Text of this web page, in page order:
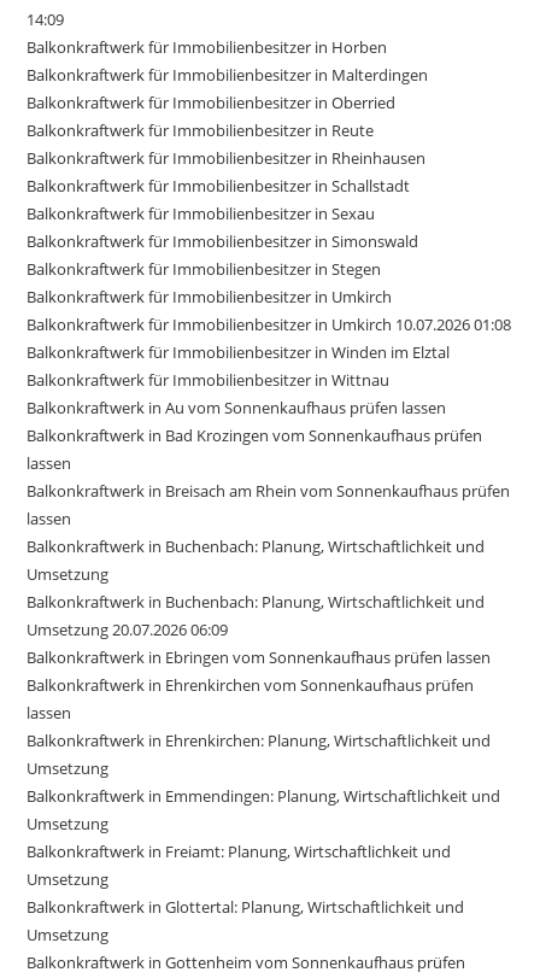
14:09
Balkonkraftwerk für Immobilienbesitzer in Horben
Balkonkraftwerk für Immobilienbesitzer in Malterdingen
Balkonkraftwerk für Immobilienbesitzer in Oberried
Balkonkraftwerk für Immobilienbesitzer in Reute
Balkonkraftwerk für Immobilienbesitzer in Rheinhausen
Balkonkraftwerk für Immobilienbesitzer in Schallstadt
Balkonkraftwerk für Immobilienbesitzer in Sexau
Balkonkraftwerk für Immobilienbesitzer in Simonswald
Balkonkraftwerk für Immobilienbesitzer in Stegen
Balkonkraftwerk für Immobilienbesitzer in Umkirch
Balkonkraftwerk für Immobilienbesitzer in Umkirch 10.07.2026 01:08
Balkonkraftwerk für Immobilienbesitzer in Winden im Elztal
Balkonkraftwerk für Immobilienbesitzer in Wittnau
Balkonkraftwerk in Au vom Sonnenkaufhaus prüfen lassen
Balkonkraftwerk in Bad Krozingen vom Sonnenkaufhaus prüfen
lassen
Balkonkraftwerk in Breisach am Rhein vom Sonnenkaufhaus prüfen
lassen
Balkonkraftwerk in Buchenbach: Planung, Wirtschaftlichkeit und
Umsetzung
Balkonkraftwerk in Buchenbach: Planung, Wirtschaftlichkeit und
Umsetzung 20.07.2026 06:09
Balkonkraftwerk in Ebringen vom Sonnenkaufhaus prüfen lassen
Balkonkraftwerk in Ehrenkirchen vom Sonnenkaufhaus prüfen
lassen
Balkonkraftwerk in Ehrenkirchen: Planung, Wirtschaftlichkeit und
Umsetzung
Balkonkraftwerk in Emmendingen: Planung, Wirtschaftlichkeit und
Umsetzung
Balkonkraftwerk in Freiamt: Planung, Wirtschaftlichkeit und
Umsetzung
Balkonkraftwerk in Glottertal: Planung, Wirtschaftlichkeit und
Umsetzung
Balkonkraftwerk in Gottenheim vom Sonnenkaufhaus prüfen